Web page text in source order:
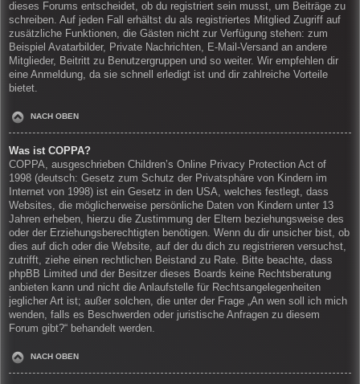
dieses Forums entscheidet, ob du registriert sein musst, um Beiträge zu
schreiben. Auf jeden Fall erhältst du als registriertes Mitglied Zugriff auf
zusätzliche Funktionen, die Gästen nicht zur Verfügung stehen: zum
Beispiel Avatarbilder, Private Nachrichten, E-Mail-Versand an andere
Mitglieder, Beitritt zu Benutzergruppen und so weiter. Wir empfehlen dir
eine Anmeldung, da sie schnell erledigt ist und dir zahlreiche Vorteile
bietet.
NACH OBEN
Was ist COPPA?
COPPA, ausgeschrieben Children’s Online Privacy Protection Act of
1998 (deutsch: Gesetz zum Schutz der Privatsphäre von Kindern im
Internet von 1998) ist ein Gesetz in den USA, welches festlegt, dass
Websites, die möglicherweise persönliche Daten von Kindern unter 13
Jahren erheben, hierzu die Zustimmung der Eltern beziehungsweise des
oder der Erziehungsberechtigten benötigen. Wenn du dir unsicher bist, ob
dies auf dich oder die Website, auf der du dich zu registrieren versuchst,
zutrifft, ziehe einen rechtlichen Beistand zu Rate. Bitte beachte, dass
phpBB Limited und der Besitzer dieses Boards keine Rechtsberatung
anbieten kann und nicht die Anlaufstelle für Rechtsangelegenheiten
jeglicher Art ist; außer solchen, die unter der Frage „An wen soll ich mich
wenden, falls es Beschwerden oder juristische Anfragen zu diesem
Forum gibt?“ behandelt werden.
NACH OBEN